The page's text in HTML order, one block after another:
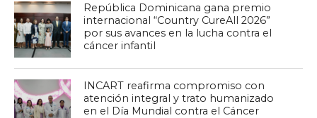
República Dominicana gana premio
internacional “Country CureAll 2026”
por sus avances en la lucha contra el
cáncer infantil
INCART reafirma compromiso con
atención integral y trato humanizado
en el Día Mundial contra el Cáncer